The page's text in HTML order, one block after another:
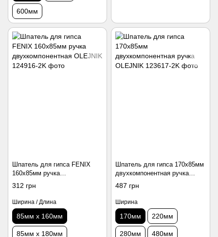
600мм
Шпатель для гипса FENIX
160х85мм ручка
двухкомпонентная OLEJNIK
312 грн
Ширина / Длина
85мм х 160мм
85мм х 180мм
Шпатель для гипса 170х85мм
двухкомпонентная ручка
OLEJNIK
487 грн
Ширина
170мм 220мм
280мм 480мм